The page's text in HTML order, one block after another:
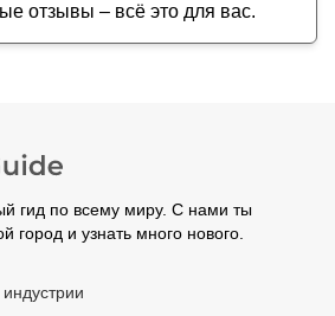
отзывы – всё это для вас.
гид по всему миру. С нами ты
город и узнать много нового.